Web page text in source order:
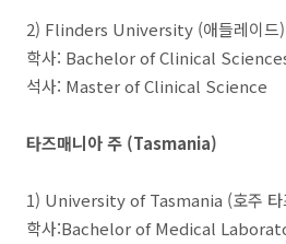
2) Flinders University (애들레이드)
학사: Bachelor of Clinical
석사: Master of Clinical Science
타즈매니아 주 (Tasmania)
1) University of Tasmania (호주 타
학사:Bachelor of Medical